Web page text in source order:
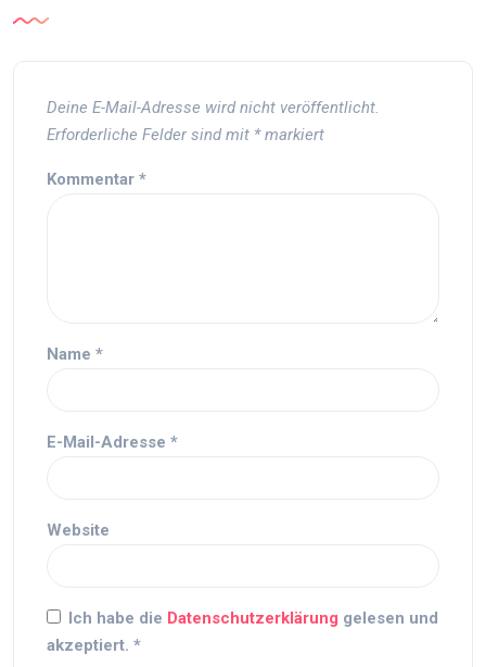
Deine E-Mail-Adresse wird nicht veröffentlicht.
Erforderliche Felder sind mit *markiert
Kommentar *
Name *
E-Mail-Adresse *
Website
Ich habe die Datenschutzerklärung gelesen und
akzeptiert. *